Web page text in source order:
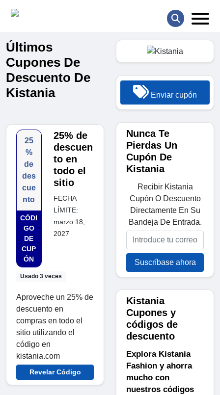
Últimos
Cupones De
Descuento De
Kistania
25
%
de
des
cue
nto
CÓDI
GO
DE
CUP
ÓN
Usado 3 veces
25% de
descuen
to en
todo el
sitio
FECHA
LÍMITE:
marzo 18,
2027
Aproveche un 25% de
descuento en
compras en todo el
sitio utilizando el
código en
kistania.com
Revelar Código
Enviar cupón
Nunca Te
Pierdas Un
Cupón De
Kistania
Recibir Kistania
Cupón O Descuento
Directamente En Su
Bandeja De Entrada.
Suscríbase ahora
Kistania
Cupones y
códigos de
descuento
Explora Kistania
Fashion y ahorra
mucho con
nuestros códigos